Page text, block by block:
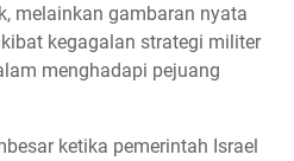
melainkan gambaran nyata
kegagalan strategi militer
menghadapi pejuang
ketika pemerintah Israel